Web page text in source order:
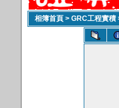
相簿首頁 > GRC工程實積